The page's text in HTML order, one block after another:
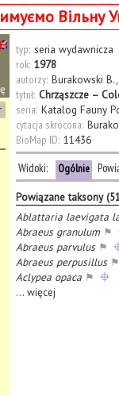
Вільну
typ: seria wydawnicza
rok: 1978
autorzy: Burakowski B.
tytuł: Chrząszcze –
seria: Katalog Fauny
cytacja skrócona:
BioMap ID: 11436
Widoki: Ogólnie
Powiązane taksony
Ablattaria laevigata
Abraeus granulum ⚑
Abraeus parvulus ⚑
Abraeus perpusillus ⚑
Aclypea opaca ⚑
... więcej